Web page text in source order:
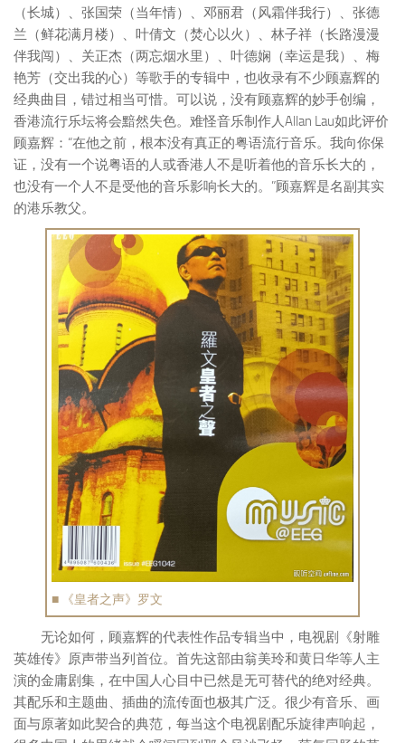
（长城）、张国荣（当年情）、邓丽君（风霜伴我行）、张德
兰（鲜花满月楼）、叶倩文（焚心以火）、林子祥（长路漫漫
伴我闯）、关正杰（两忘烟水里）、叶德娴（幸运是我）、梅
艳芳（交出我的心）等歌手的专辑中，也收录有不少顾嘉辉的
经典曲目，错过相当可惜。可以说，没有顾嘉辉的妙手创编，
香港流行乐坛将会黯然失色。难怪音乐制作人Allan Lau如此评价
顾嘉辉：“在他之前，根本没有真正的粤语流行音乐。我向你保
证，没有一个说粤语的人或香港人不是听着他的音乐长大的，
也没有一个人不是受他的音乐影响长大的。”顾嘉辉是名副其实
的港乐教父。
■ 《皇者之声》罗文
无论如何，顾嘉辉的代表性作品专辑当中，电视剧《射雕
英雄传》原声带当列首位。首先这部由翁美玲和黄日华等人主
演的金庸剧集，在中国人心目中已然是无可替代的绝对经典。
其配乐和主题曲、插曲的流传面也极其广泛。很少有音乐、画
面与原著如此契合的典范，每当这个电视剧配乐旋律声响起，